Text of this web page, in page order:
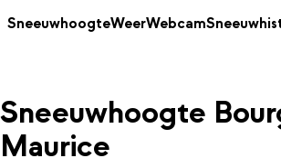
SneeuwhoogteWeerWebcam
Sneeuwhoogte
Maurice